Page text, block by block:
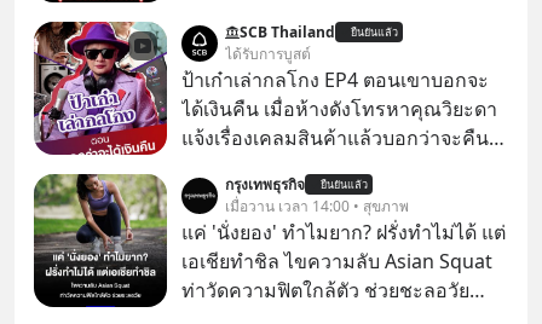
ตอนนี้กำลังต่อสู้กับโรคมะเร็งอย่างหนัก
ล่าสุด ฮันเตอร์ ไบเดน ลูกชายได้ออกมา
เปิดเผยอาการของพ่อว่า "น่าเป็นห่วง
อย่างมาก" เนื่องจากมะเร็งได้ลุกลามไป
สร้างความเจ็บปวดทรมานอย่างรุนแรง
แต่ยืนยันว่า โจ ไบเดน พ่อของเขายังใจ
สู้ เพื่อรักษาอาการป่วยของตนอย่างเต็ม
ที่
SCB Thailand ยืนยันแล้ว
ได้รับการบูสต์
ป้าเก๋าเล่ากลโกง EP4 ตอนเขาบอกจะ
ได้เงินคืน เมื่อห้างดังโทรหาคุณวิยะดา
แจ้งเรื่องเคลมสินค้าแล้วบอกว่าจะคืน
เรื่องจ้อจี้ หาคำตอบได้ที่ “ป้าเก๋าเล่ากล
โกง” EP4 ตอน “เขาบอกว่าจะได้เงิน
คืน” #ป้าเก๋าเล่ากลโกง #แก้เกมกลโกง
#อยู่อย่างยั่งยืน #Cybersecurity #เตือน
กรุงเทพธุรกิจ ยืนยันแล้ว
เมื่อวาน เวลา 14:00 • สุขภาพ
แค่ 'นั่งยอง' ทำไมยาก? ฝรั่งทำไม่ได้ แต่
เอเชียทำชิล ไขความลับ Asian Squat
ท่าวัดความฟิตใกล้ตัว ช่วยชะลอวัย